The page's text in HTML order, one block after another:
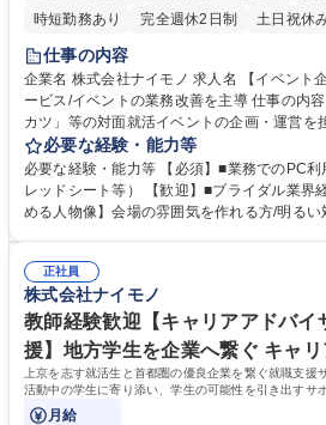
時短勤務あり
完全週休2日制 土日祝休
仕事の内容
企業名 株式会社ナイモノ 求人名 【イベント企画/運営】新卒就職の支援サ
ービス/イベントの業務改善を主導 仕事の内容 新卒支援サービス「ジョー
カツ」等の対面就活イベントの企画・運営を
名、企業6～8社規模のイベントを週2～3回開
確認などの事務～当日の現場管理まで幅広くご担当。 【会場
イベント全体の運営（司会進行含む）、イン
フォローや企業の採用サポート。 【事務/運
特別な司会スキルは不要で、事務能力と明る
動かしたい方に最適です！ 募集職種 【イベント企画/運営】新卒就職の支
援サービス/イベントの業務改善を主導
必要な経験・能力等
必要な経験・能力等 【必須】■業務でのPC
レッドシート等） 【歓迎】■ブライダル業界
める人物像】会場の雰囲気を作れる方/明る
ケーション/マネジメント研修等を実施）事務
がら業務を進める場面も多いため、実践的な
げることが可能です! 【当社の強み】地方学
しており、地方学生の採用と言えば"ナイモノ
学歴・資格 学歴：大学院 大学 語学力： 資格
正社員
株式会社ナイモノ
教師経験歓迎【キャリアアドバイ
援】地方学生を企業へ繋ぐ キャ
上京を志す就活生と首都圏の優良企業を繋ぐ就職支援
活動中の学生に寄り添い、学生の可能性を引き出すサ
動のサポート業務をご担当いただきます。
月給